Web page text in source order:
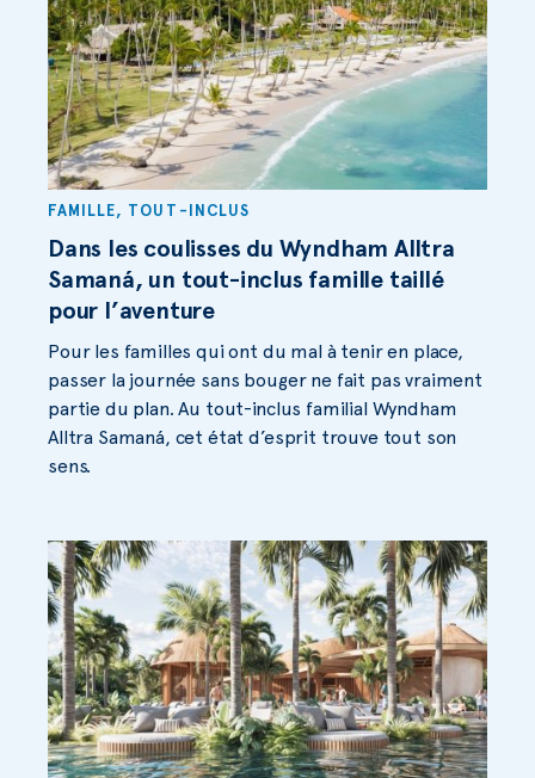
FAMILLE, TOUT-INCLUS
Dans les coulisses du Wyndham Alltra
Samaná, un tout-inclus famille taillé
pour l’aventure
Pour les familles qui ont du mal à tenir en place,
passer la journée sans bouger ne fait pas vraiment
partie du plan. Au tout-inclus familial Wyndham
Alltra Samaná, cet état d’esprit trouve tout son
sens.